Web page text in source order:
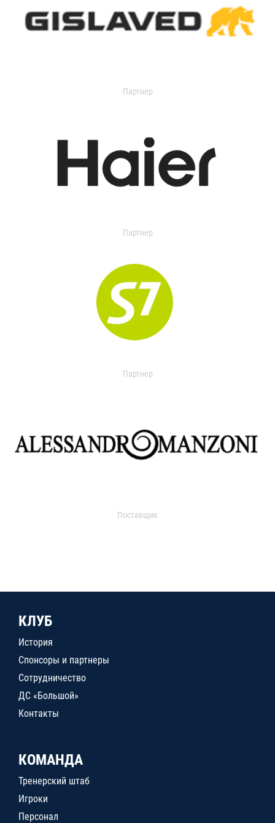
Партнер
Партнер
Партнер
Поставщик
КЛУБ
История
Спонсоры и партнеры
Сотрудничество
ДС «Большой»
Контакты
КОМАНДА
Тренерский штаб
Игроки
Персонал